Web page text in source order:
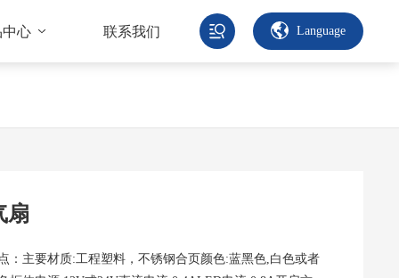
心 联系我们 Language
扇
：主要材质:工程塑料，不锈钢合页颜色:蓝黑色,白色或者